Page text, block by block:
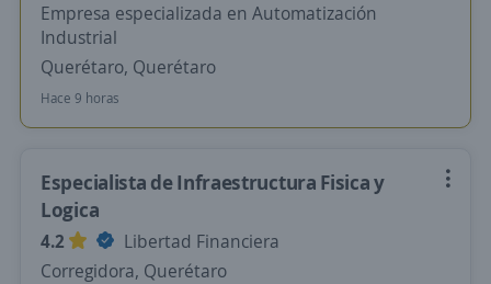
Empresa especializada en Automatización
Industrial
Querétaro, Querétaro
Hace 9 horas
Especialista de Infraestructura Fisica y
Logica
4.2
Libertad Financiera
Corregidora, Querétaro